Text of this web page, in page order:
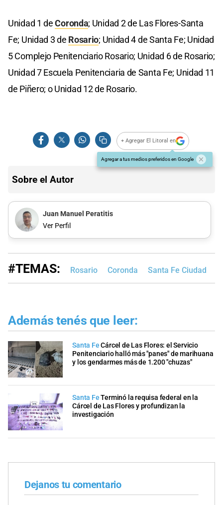
Unidad 1 deCoronda; Unidad 2 de Las Flores-Santa
Fe; Unidad 3 de Rosario; Unidad 4 de Santa Fe; Unidad
5 Complejo Penitenciario Rosario; Unidad 6 de Rosario;
Unidad 7 Escuela Penitenciaria de Santa Fe; Unidad 11
de Piñero; o Unidad 12 de Rosario.
+ Agregar El Litoral en
Agregar a tus medios preferidos en Google
Sobre el Autor
Juan Manuel Peratitis
Ver Perfil
#TEMAS: Rosario Coronda Santa Fe Ciudad
Además tenés que leer:
Santa Fe Cárcel de Las Flores: el Servicio
Penitenciario halló más "panes" de marihuana
y los gendarmes más de 1.200 "chuzas"
Santa Fe Terminó la requisa federal en la
Cárcel de Las Flores y profundizan la
investigación
Dejanos tu comentario